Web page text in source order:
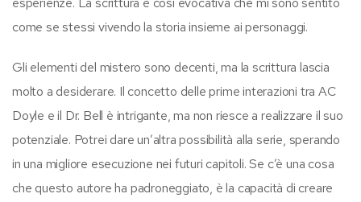
come se stessi vivendo la storia insieme ai personaggi.
Gli elementi del mistero sono decenti, ma la scrittura lascia
molto a desiderare. Il concetto delle prime interazioni tra AC
Doyle e il Dr. Bell è intrigante, ma non riesce a realizzare il suo
potenziale. Potrei dare un’altra possibilità alla serie, sperando
in una migliore esecuzione nei futuri capitoli. Se c’è una cosa
che questo autore ha padroneggiato, è la capacità di creare